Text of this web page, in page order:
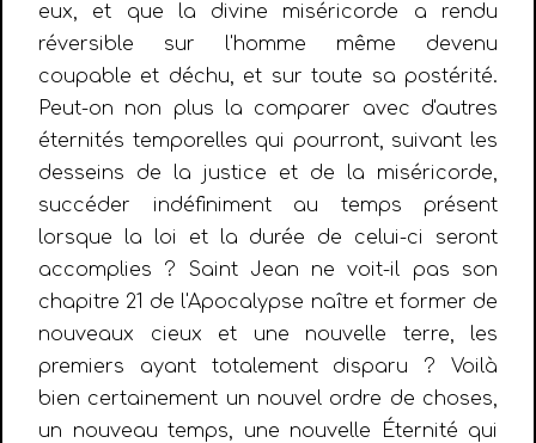
eux, et que la divine miséricorde a rendu
réversible sur l'homme même devenu
coupable et déchu, et sur toute sa postérité.
Peut-on non plus la comparer avec d'autres
éternités temporelles qui pourront, suivant les
desseins de la justice et de la miséricorde,
succéder indéfiniment au temps présent
lorsque la loi et la durée de celui-ci seront
accomplies ? Saint Jean ne voit-il pas son
chapitre 21 de l'Apocalypse naître et former de
nouveaux cieux et une nouvelle terre, les
premiers ayant totalement disparu ? Voilà
bien certainement un nouvel ordre de choses,
un nouveau temps, une nouvelle Éternité qui